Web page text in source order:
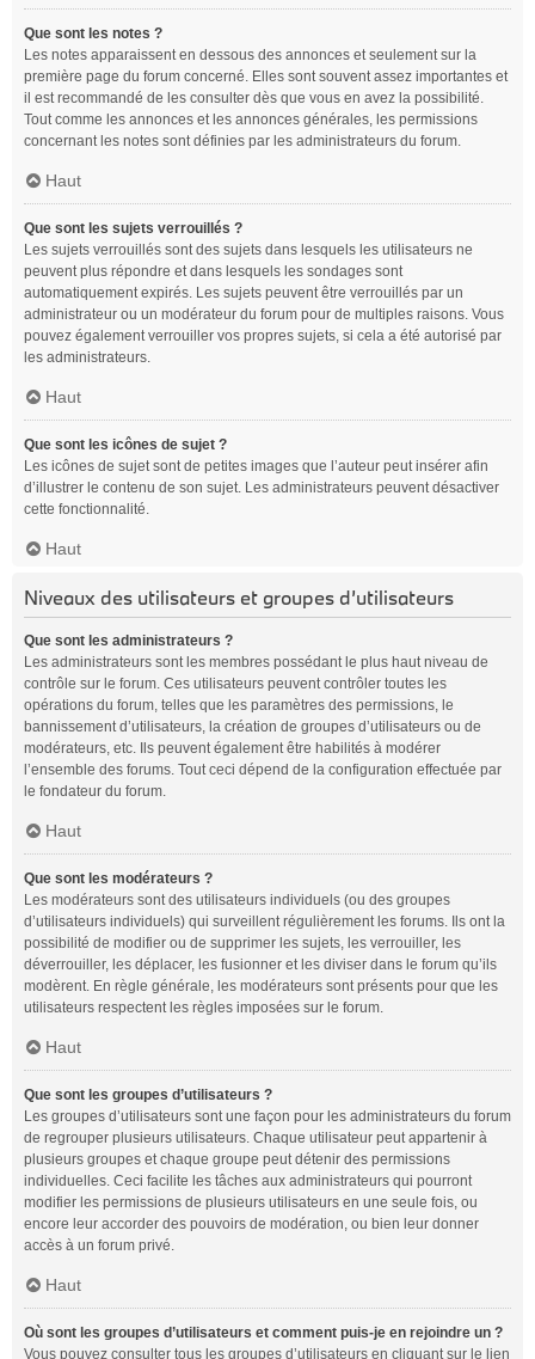
Que sont les notes ?
Les notes apparaissent en dessous des annonces et seulement sur la
première page du forum concerné. Elles sont souvent assez importantes et
il est recommandé de les consulter dès que vous en avez la possibilité.
Tout comme les annonces et les annonces générales, les permissions
concernant les notes sont définies par les administrateurs du forum.
Haut
Que sont les sujets verrouillés ?
Les sujets verrouillés sont des sujets dans lesquels les utilisateurs ne
peuvent plus répondre et dans lesquels les sondages sont
automatiquement expirés. Les sujets peuvent être verrouillés par un
administrateur ou un modérateur du forum pour de multiples raisons. Vous
pouvez également verrouiller vos propres sujets, si cela a été autorisé par
les administrateurs.
Haut
Que sont les icônes de sujet ?
Les icônes de sujet sont de petites images que l’auteur peut insérer afin
d’illustrer le contenu de son sujet. Les administrateurs peuvent désactiver
cette fonctionnalité.
Haut
Niveaux des utilisateurs et groupes d’utilisateurs
Que sont les administrateurs ?
Les administrateurs sont les membres possédant le plus haut niveau de
contrôle sur le forum. Ces utilisateurs peuvent contrôler toutes les
opérations du forum, telles que les paramètres des permissions, le
bannissement d’utilisateurs, la création de groupes d’utilisateurs ou de
modérateurs, etc. Ils peuvent également être habilités à modérer
l’ensemble des forums. Tout ceci dépend de la configuration effectuée par
le fondateur du forum.
Haut
Que sont les modérateurs ?
Les modérateurs sont des utilisateurs individuels (ou des groupes
d’utilisateurs individuels) qui surveillent régulièrement les forums. Ils ont la
possibilité de modifier ou de supprimer les sujets, les verrouiller, les
déverrouiller, les déplacer, les fusionner et les diviser dans le forum qu’ils
modèrent. En règle générale, les modérateurs sont présents pour que les
utilisateurs respectent les règles imposées sur le forum.
Haut
Que sont les groupes d’utilisateurs ?
Les groupes d’utilisateurs sont une façon pour les administrateurs du forum
de regrouper plusieurs utilisateurs. Chaque utilisateur peut appartenir à
plusieurs groupes et chaque groupe peut détenir des permissions
individuelles. Ceci facilite les tâches aux administrateurs qui pourront
modifier les permissions de plusieurs utilisateurs en une seule fois, ou
encore leur accorder des pouvoirs de modération, ou bien leur donner
accès à un forum privé.
Haut
Où sont les groupes d’utilisateurs et comment puis-je en rejoindre un ?
Vous pouvez consulter tous les groupes d’utilisateurs en cliquant sur le lien